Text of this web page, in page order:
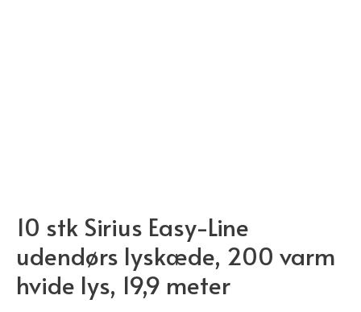
10 stk Sirius Easy-Line
udendørs lyskæde, 200 varm
hvide lys, 19,9 meter